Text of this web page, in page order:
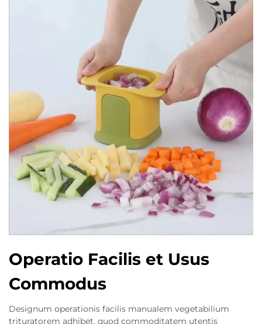
Operatio Facilis et Usus
Commodus
Designum operationis facilis manualem vegetabilium
trituratorem adhibet, quod commoditatem utentis